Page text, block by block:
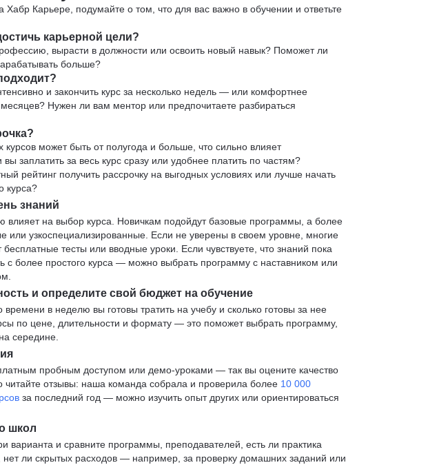
Хабр Карьере, подумайте о том, что для вас важно в обучении и ответьте
карьерной цели?
вырасти в должности или освоить новый навык? Поможет ли
больше?
и закончить курс за несколько недель — или комфортнее
месяцев? Нужен ли вам ментор или предпочитаете разбираться
курсов может быть от полугода и больше, что сильно влияет
заплатить за весь курс сразу или удобнее платить по частям?
рейтинг получить рассрочку на выгодных условиях или лучше начать
курса?
знаний
влияет на выбор курса. Новичкам подойдут базовые программы, а более
узкоспециализированные. Если не уверены в своем уровне, многие
тесты или вводные уроки. Если чувствуете, что знаний пока
с более простого курса — можно выбрать программу с наставником или
и определите свой бюджет на обучение
времени в неделю вы готовы тратить на учебу и сколько готовы за нее
по цене, длительности и формату — это поможет выбрать программу,
середине.
пробным доступом или демо-уроками — так вы оцените качество
читайте отзывы: наша команда собрала и проверила более 10 000
за последний год — можно изучить опыт других или ориентироваться
школ
варианта и сравните программы, преподавателей, есть ли практика
нет ли скрытых расходов — например, за проверку домашних заданий или